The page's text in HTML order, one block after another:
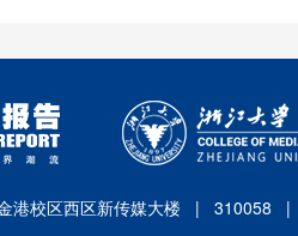
港校区西区新传媒大楼 | 310058